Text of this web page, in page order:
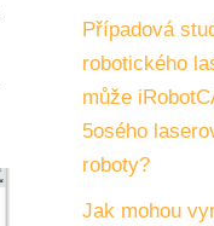
Případová
robotického
může
5osého
roboty?
Jak mohou